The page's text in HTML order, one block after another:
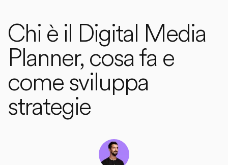
Chi è il Digital Media
Planner, cosa fa e
come sviluppa
strategie